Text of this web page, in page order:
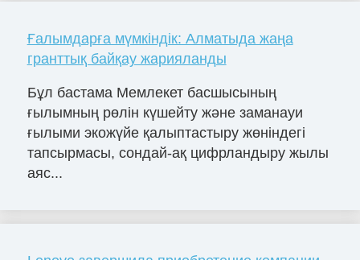
Ғалымдарға мүмкіндік: Алматыда жаңа
гранттық байқау жарияланды
Бұл бастама Мемлекет басшысының
ғылымның рөлін күшейту және заманауи
ғылыми экожүйе қалыптастыру жөніндегі
тапсырмасы, сондай-ақ цифрландыру жылы
аяс...